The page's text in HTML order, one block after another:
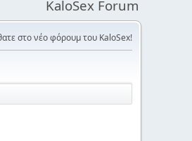
KaloSex Forum
στο νέο φόρουμ του KaloSex!